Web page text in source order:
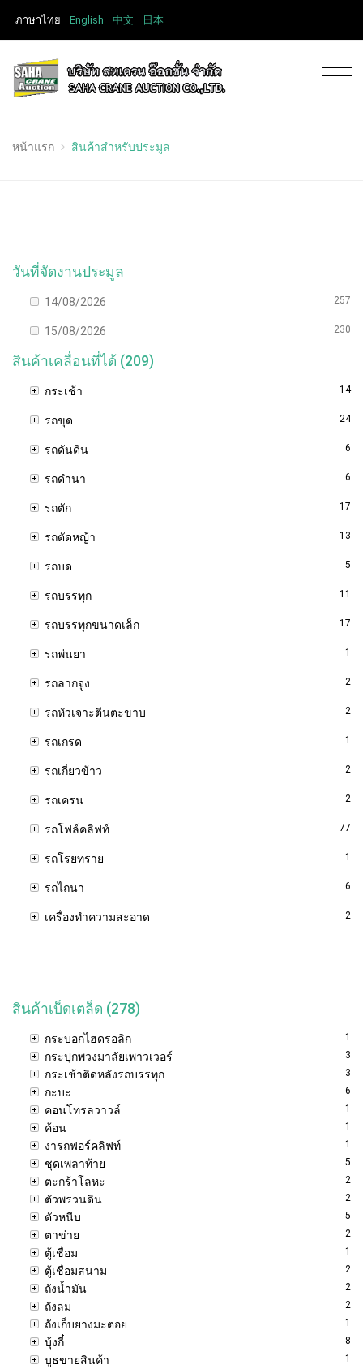
ภาษาไทย English 中文 日本
หน้าแรก สินค้าสำหรับประมูล
วันที่จัดงานประมูล
14/08/2026 257
15/08/2026 230
สินค้าเคลื่อนที่ได้ (209)
กระเช้า 14
รถขุด 24
รถดันดิน 6
รถดำนา 6
รถตัก 17
รถตัดหญ้า 13
รถบด 5
รถบรรทุก 11
รถบรรทุกขนาดเล็ก 17
รถพ่นยา 1
รถลากจูง 2
รถหัวเจาะตีนตะขาบ 2
รถเกรด 1
รถเกี่ยวข้าว 2
รถเครน 2
รถโฟล์คลิฟท์ 77
รถโรยทราย 1
รถไถนา 6
เครื่องทำความสะอาด 2
สินค้าเบ็ดเตล็ด (278)
กระบอกไฮดรอลิก 1
กระปุกพวงมาลัยเพาวเวอร์ 3
กระเช้าติดหลังรถบรรทุก 3
กะบะ 6
คอนโทรลวาวล์ 1
ค้อน 1
งารถฟอร์คลิฟท์ 1
ชุดเพลาท้าย 5
ตะกร้าโลหะ 2
ตัวพรวนดิน 2
ตัวหนีบ 5
ตาข่าย 2
ตู้เชื่อม 1
ตู้เชื่อมสนาม 2
ถังน้ำมัน 2
ถังลม 2
ถังเก็บยางมะตอย 1
บุ้งกี๋ 8
บูธขายสินค้า 1